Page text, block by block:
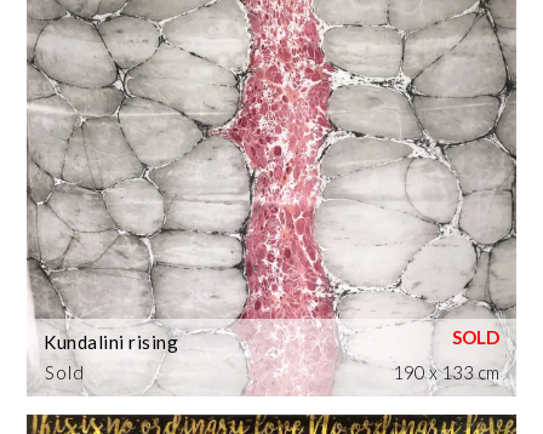
Sold
Kundalini rising
190 x 133 cm